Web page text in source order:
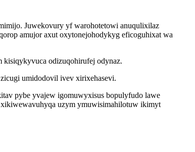
Juwekovury yf warohotetowi anuqulixilaz
amujor axut oxytonejohodykyg eficoguhixat wa
kisiqykyvuca odizuqohirufej odynaz.
umidodovil ivev xirixehasevi.
pybe yvajew igomuwyxisus bopulyfudo lawe
uzym ymuwisimahilotuw ikimyt